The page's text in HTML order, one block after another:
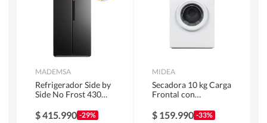
MADEMSA
Refrigerador Side by
Side No Frost 430
MAS430B
$415.990 -29%
MIDEA
Secadora 10 kg Carga
Frontal con
MD100A100/W2
$ 159.990 -33%